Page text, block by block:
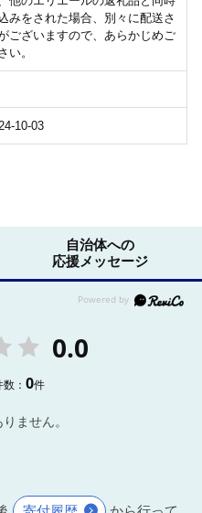
みをされた場合、別々に配送さ
ございますので、あらかじめご
い。
10-03
自治体への
応援メッセージ
0.0
数：0件
ません。